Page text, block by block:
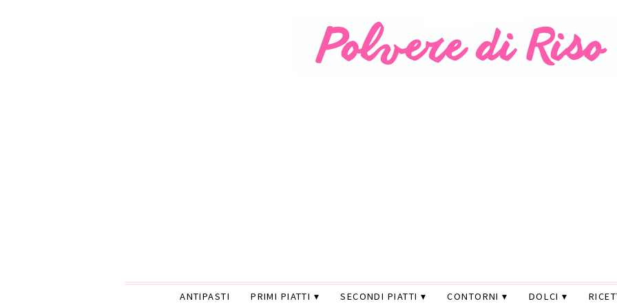
ANTIPASTI PRIMI PIATTI SECONDI PIATTI CONTORNI DOLCI